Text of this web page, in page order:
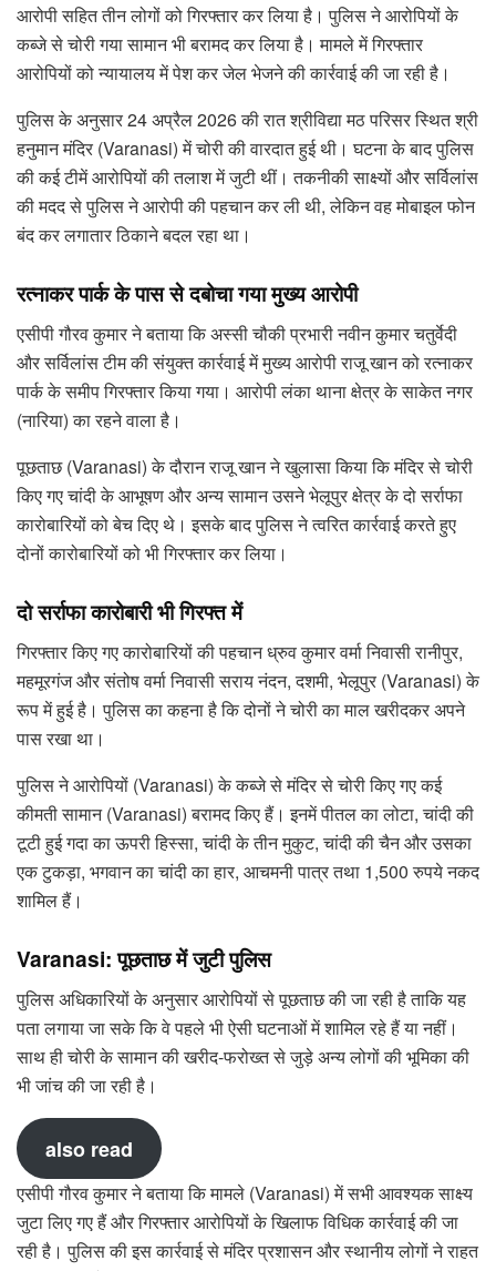
आरोपी सहित तीन लोगों को गिरफ्तार कर लिया है। पुलिस ने आरोपियों के
कब्जे से चोरी गया सामान भी बरामद कर लिया है। मामले में गिरफ्तार
आरोपियों को न्यायालय में पेश कर जेल भेजने की कार्रवाई की जा रही है।
पुलिस के अनुसार 24 अप्रैल 2026 की रात श्रीविद्या मठ परिसर स्थित श्री
हनुमान मंदिर (Varanasi) में चोरी की वारदात हुई थी। घटना के बाद पुलिस
की कई टीमें आरोपियों की तलाश में जुटी थीं। तकनीकी साक्ष्यों और सर्विलांस
की मदद से पुलिस ने आरोपी की पहचान कर ली थी, लेकिन वह मोबाइल फोन
बंद कर लगातार ठिकाने बदल रहा था।
रत्नाकर पार्क के पास से दबोचा गया मुख्य आरोपी
एसीपी गौरव कुमार ने बताया कि अस्सी चौकी प्रभारी नवीन कुमार चतुर्वेदी
और सर्विलांस टीम की संयुक्त कार्रवाई में मुख्य आरोपी राजू खान को रत्नाकर
पार्क के समीप गिरफ्तार किया गया। आरोपी लंका थाना क्षेत्र के साकेत नगर
(नारिया) का रहने वाला है।
पूछताछ (Varanasi) के दौरान राजू खान ने खुलासा किया कि मंदिर से चोरी
किए गए चांदी के आभूषण और अन्य सामान उसने भेलूपुर क्षेत्र के दो सर्राफा
कारोबारियों को बेच दिए थे। इसके बाद पुलिस ने त्वरित कार्रवाई करते हुए
दोनों कारोबारियों को भी गिरफ्तार कर लिया।
दो सर्राफा कारोबारी भी गिरफ्त में
गिरफ्तार किए गए कारोबारियों की पहचान ध्रुव कुमार वर्मा निवासी रानीपुर,
महमूरगंज और संतोष वर्मा निवासी सराय नंदन, दशमी, भेलूपुर (Varanasi) के
रूप में हुई है। पुलिस का कहना है कि दोनों ने चोरी का माल खरीदकर अपने
पास रखा था।
पुलिस ने आरोपियों (Varanasi) के कब्जे से मंदिर से चोरी किए गए कई
कीमती सामान (Varanasi) बरामद किए हैं। इनमें पीतल का लोटा, चांदी की
टूटी हुई गदा का ऊपरी हिस्सा, चांदी के तीन मुकुट, चांदी की चैन और उसका
एक टुकड़ा, भगवान का चांदी का हार, आचमनी पात्र तथा 1,500 रुपये नकद
शामिल हैं।
Varanasi: पूछताछ में जुटी पुलिस
पुलिस अधिकारियों के अनुसार आरोपियों से पूछताछ की जा रही है ताकि यह
पता लगाया जा सके कि वे पहले भी ऐसी घटनाओं में शामिल रहे हैं या नहीं।
साथ ही चोरी के सामान की खरीद-फरोख्त से जुड़े अन्य लोगों की भूमिका की
भी जांच की जा रही है।
also read
एसीपी गौरव कुमार ने बताया कि मामले (Varanasi) में सभी आवश्यक साक्ष्य
जुटा लिए गए हैं और गिरफ्तार आरोपियों के खिलाफ विधिक कार्रवाई की जा
रही है। पुलिस की इस कार्रवाई से मंदिर प्रशासन और स्थानीय लोगों ने राहत